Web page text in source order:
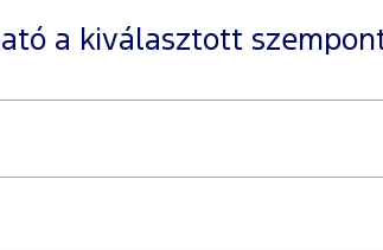
a kiválasztott